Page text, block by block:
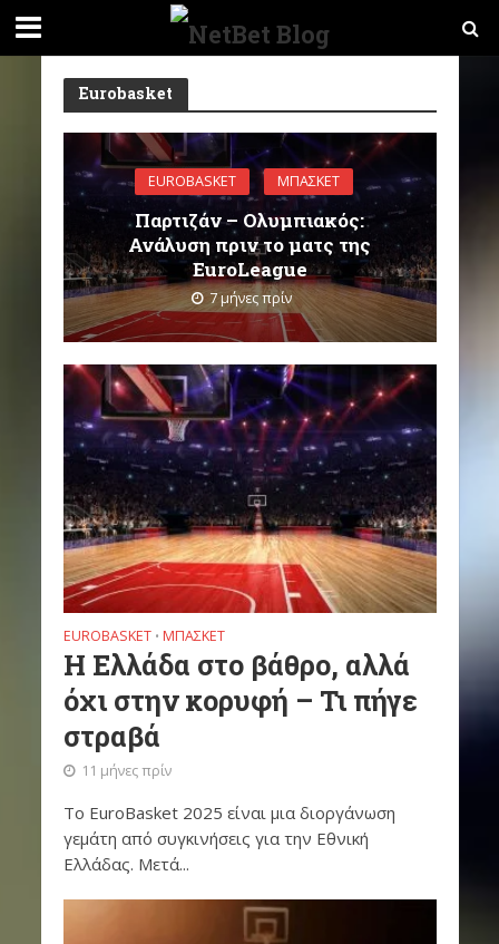
Eurobasket
EUROBASKET ΜΠΆΣΚΕΤ
Παρτιζάν – Ολυμπιακός:
Ανάλυση πριν το ματς της
EuroLeague
7 μήνες πρίν
EUROBASKET • ΜΠΆΣΚΕΤ
Η Ελλάδα στο βάθρο, αλλά
όχι στην κορυφή – Τι πήγε
στραβά
11 μήνες πρίν
Το EuroBasket 2025 είναι μια διοργάνωση
γεμάτη από συγκινήσεις για την Εθνική
Ελλάδας. Μετά...